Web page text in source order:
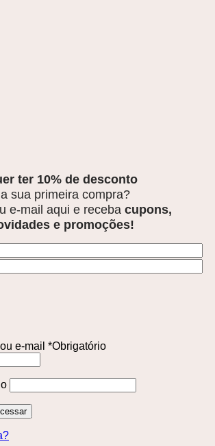
ter 10% de desconto
sua primeira compra?
e-mail aqui e receba cupons,
e promoções!
e-mail *Obrigatório